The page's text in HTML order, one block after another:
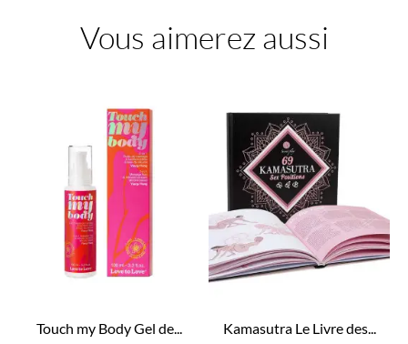
Vous aimerez aussi
Touch my Body Gel de... Kamasutra Le Livre des...